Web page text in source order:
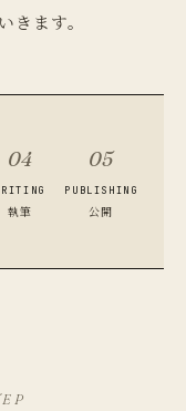
きます。
04
執筆
05
PUBLISHING
公開